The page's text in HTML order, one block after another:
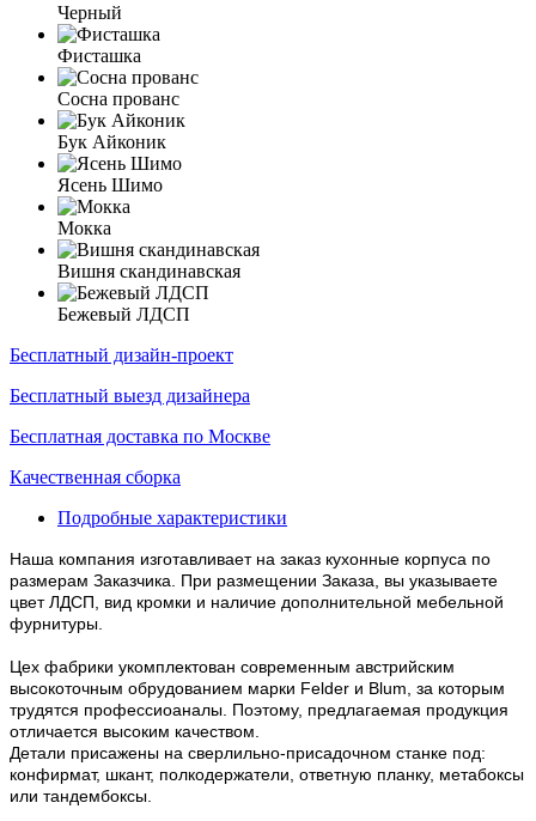
Черный
Фисташка
Сосна прованс
Бук Айконик
Ясень Шимо
Мокка
Вишня скандинавская
Бежевый ЛДСП
Бесплатный дизайн-проект
Бесплатный выезд дизайнера
Бесплатная доставка по Москве
Качественная сборка
Подробные характеристики
Наша компания изготавливает на заказ кухонные корпуса по
размерам Заказчика. При размещении Заказа, вы указываете
цвет ЛДСП, вид кромки и наличие дополнительной мебельной
фурнитуры.
Цех фабрики укомплектован современным австрийским
высокоточным обрудованием марки Felder и Blum, за которым
трудятся профессиоаналы. Поэтому, предлагаемая продукция
отличается высоким качеством.
Детали присажены на сверлильно-присадочном станке под:
конфирмат, шкант, полкодержатели, ответную планку, метабоксы
или тандембоксы.